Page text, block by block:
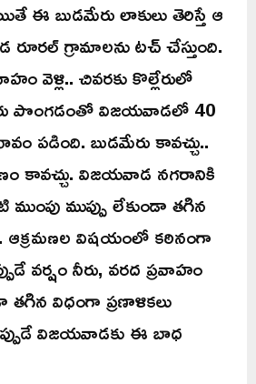
ఈ బుడమేరు లాకులు తెరిస్తే ఆ
గ్రామాలను టచ్ చేస్తుంది.
వెళ్లి.. చివరకు కొల్లేరులో
పొంగడంతో విజయవాడలో 40
పడింది. బుడమేరు కావచ్చు..
కావచ్చు. విజయవాడ నగరానికి
ముప్పు లేకుండా తగిన
ఆక్రమణల విషయంలో కఠినంగా
వర్షం నీరు, వరద ప్రవాహం
విధంగా ప్రణాళికలు
విజయవాడకు ఈ బాధ